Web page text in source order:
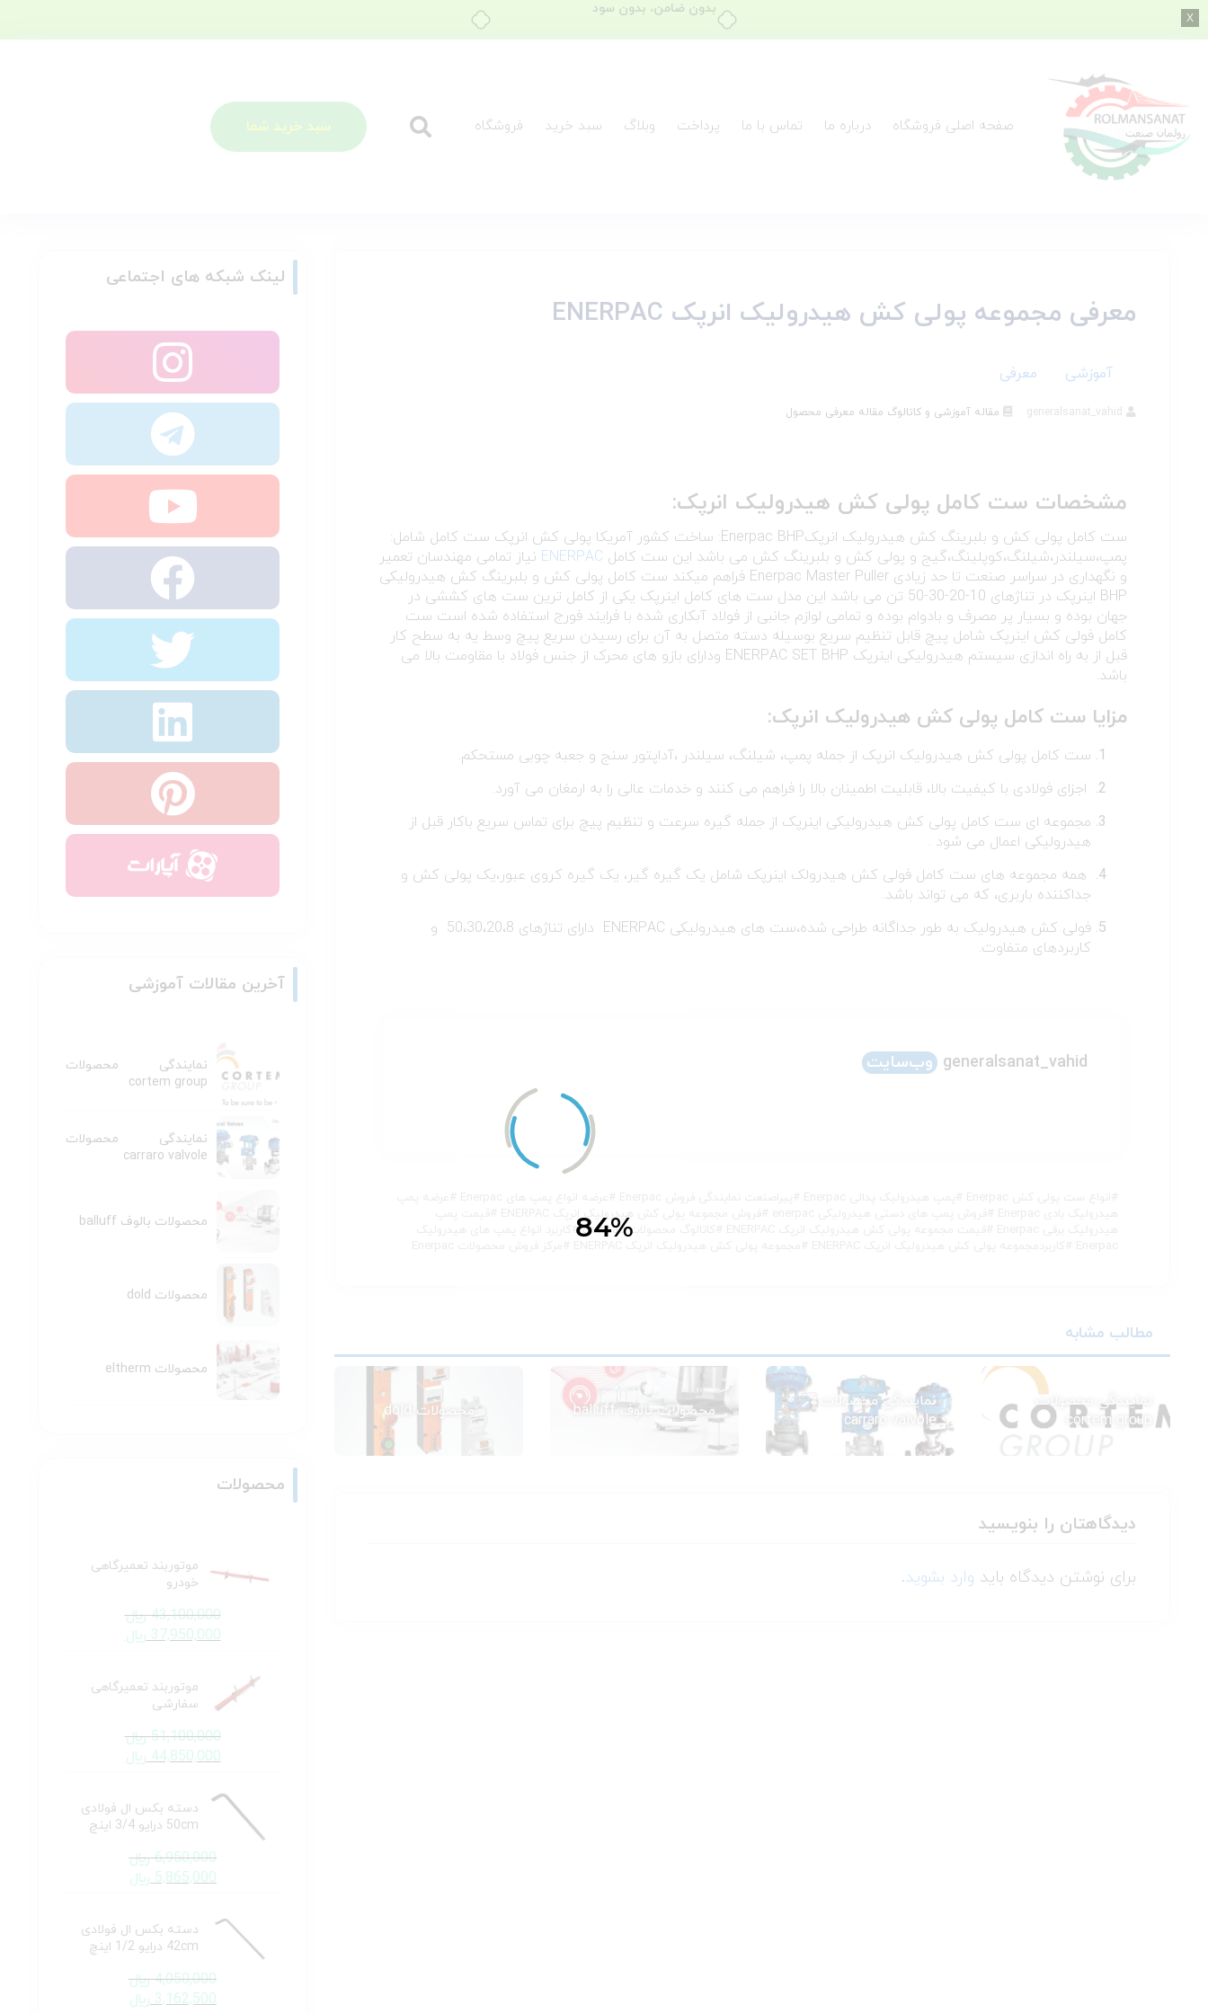
بدون ضامن، بدون سود
صفحه اصلی فروشگاه درباره ما تماس با ما پرداخت وبلاگ سبد خرید فروشگاه سبد خرید شما
معرفی مجموعه پولی کش هیدرولیک انرپک ENERPAC
آموزشی معرفی
مقاله آموزشی و کاتالوگ مقاله معرفی محصول
مشخصات ست کامل پولی کش هیدرولیک انرپک:
ست کامل پولی کش و بلبرینگ کش هیدرولیک انرپکEnerpac BHP: ساخت کشور آمریکا پولی کش انرپک ست کامل شامل:
پمپ،سیلندر،شیلنگ،کوپلینگ،گیج و پولی کش و بلبرینگ کش می باشد این ست کامل ENERPAC نیاز تمامی مهندسان تعمیر
و نگهداری در سراسر صنعت تا حد زیادی Enerpac Master Puller فراهم میکند ست کامل پولی کش و بلبرینگ کش هیدرولیکی
BHP اینرپک در تناژهای 10-20-30-50 تن می باشد این مدل ست های کامل اینرپک یکی از کامل ترین ست های کششی در
جهان بوده و بسیار پر مصرف و بادوام بوده و تمامی لوازم جانبی از فولاد آبکاری شده با فرایند فورج استفاده شده است ست
کامل فولی کش اینرپک شامل پیچ قابل تنظیم سریع بوسیله دسته متصل به آن برای رسیدن سریع پیچ وسط یه به سطح کار
قبل از به راه اندازی سیستم هیدرولیکی اینرپک ENERPAC SET BHP ودارای بازو های محرک از جنس فولاد با مقاومت بالا می
باشد.
مزایا ست کامل پولی کش هیدرولیک انرپک:
ست کامل پولی کش هیدرولیک انرپک از جمله پمپ، شیلنگ، سیلندر ،آداپتور سنج و جعبه چوبی مستحکم.
اجزای فولادی با کیفیت بالا، قابلیت اطمینان بالا را فراهم می کنند و خدمات عالی را به ارمغان می آورد.
مجموعه ای ست کامل پولی کش هیدرولیکی اینرپک از جمله گیره سرعت و تنظیم پیچ برای تماس سریع باکار قبل از
هیدرولیکی اعمال می شود .
همه مجموعه های ست کامل فولی کش هیدرولک اینرپک شامل یک گیره گیر، یک گیره کروی عبور،یک پولی کش و
جداکننده باربری، که می تواند باشد.
فولی کش هیدرولیک به طور جداگانه طراحی شده،ست های هیدرولیکی ENERPAC دارای تناژهای 50،30،20،8 و
کاربردهای متفاوت.
generalsanat_vahid وب‌سایت
فروش مجموعه پولی کش هیدرولیک انرپک ENERPAC
کاتالوگ محصولات Enerpac #
مطالب مشابه
نمایندگی محصولات
cortem group
نمایندگی محصولات
carraro valvole
محصولات بالوف balluff محصولات dold
دیدگاهتان را بنویسید
برای نوشتن دیدگاه باید وارد بشوید.
لینک شبکه های اجتماعی
آخرین مقالات آموزشی
نمایندگی محصولات
cortem group
نمایندگی محصولات
carraro valvole
محصولات بالوف balluff
محصولات dold
محصولات eltherm
محصولات
موتوربند تعمیرگاهی
خودرو
43,100,000 ﷼
37,950,000 ﷼
موتوربند تعمیرگاهی
سفارشی
51,100,000 ﷼
44,850,000 ﷼
دسته بکس ال فولادی
50cm درایو 3/4 اینچ
6,950,000 ﷼
5,865,000 ﷼
دسته بکس ال فولادی
42cm درایو 1/2 اینچ
4,050,000 ﷼
3,162,500 ﷼